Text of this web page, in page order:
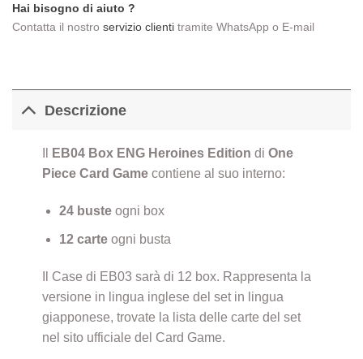
Hai bisogno di aiuto ?
Contatta il nostro servizio clienti tramite WhatsApp o E-mail
Descrizione
EB04 Box ENG Heroines Edition di One
Piece Card Game contiene al suo interno:
24 buste ogni box
12 carte ogni busta
Il Case di EB03 sarà di 12 box. Rappresenta la
versione in lingua inglese del set in lingua
giapponese, trovate la lista delle carte del set
nel sito ufficiale del Card Game.